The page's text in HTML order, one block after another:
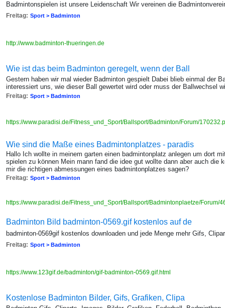
Badmintonspielen ist unsere Leidenschaft Wir vereinen die
Freitag: Sport > Badminton
http://www.badminton-thueringen.de
Wie ist das beim Badminton geregelt, wenn der Ball
Gestern haben wir mal wieder Badminton gespielt Dabei blieb einmal der
interessiert uns, wie dieser Ball gewertet wird oder muss der Ballwechsel
Freitag: Sport > Badminton
https://www.paradisi.de/Fitness_und_Sport/Ballsport/Badminton/Forum/
Wie sind die Maße eines Badmintonplatzes - paradis
Hallo Ich wollte in meinem garten einen badmintonplatz anlegen um dort
spielen zu können Mein mann fand die idee gut wollte dann aber auch die
mir die richtigen abmessungen eines badmintonplatzes sagen?
Freitag: Sport > Badminton
https://www.paradisi.de/Fitness_und_Sport/Ballsport/Badmintonplaetze/Forum/
Badminton Bild badminton-0569.gif kostenlos auf de
badminton-0569gif kostenlos downloaden und jede Menge mehr Gifs,
Freitag: Sport > Badminton
https://www.123gif.de/badminton/gif-badminton-0569.gif.html
Kostenlose Badminton Bilder, Gifs, Grafiken, Clipa